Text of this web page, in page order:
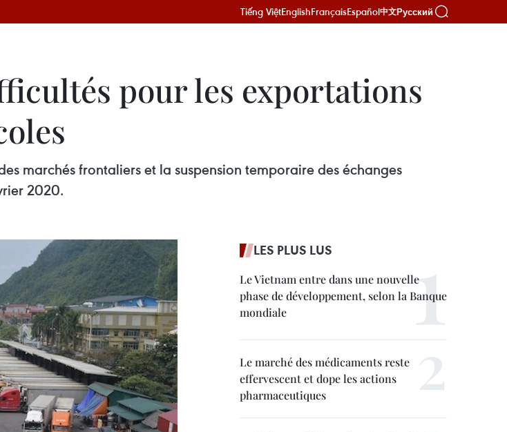
Tiếng ViệtEnglishFrançaisEspañol中文Русский
pour les exportations
marchés frontaliers et la suspension temporaire des échanges
2020.
LES PLUS LUS
Le Vietnam entre dans une nouvelle
phase de développement, selon la Banque
mondiale
Le marché des médicaments reste
effervescent et dope les actions
pharmaceutiques